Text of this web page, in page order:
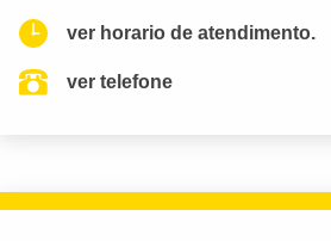
ver horario de atendimento.
ver telefone